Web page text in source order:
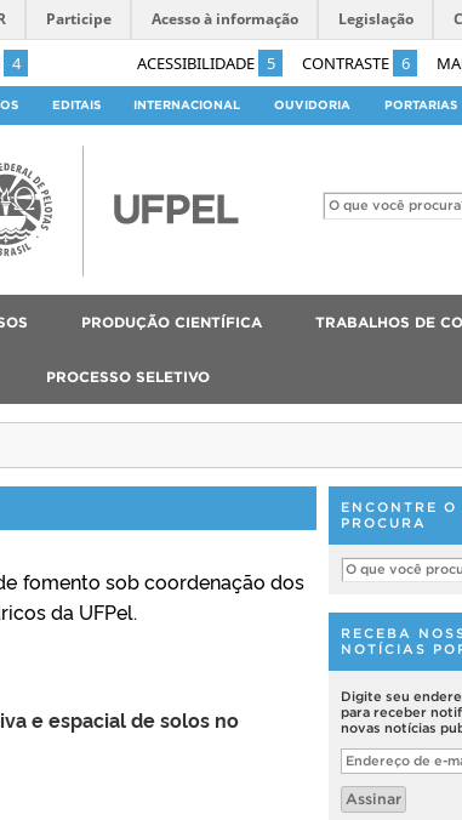
4 ACESSIBILIDADE 5 CONTRASTE 6
Participe Acesso à informação Legislação
EDITAIS INTERNACIONAL OUVIDORIA PORTARIAS
PRODUÇÃO CIENTÍFICA TRABALHOS DE
PROCESSO SELETIVO
fomento sob coordenação dos
da UFPel.
e espacial de solos no
ENCONTRE O
PROCURA
RECEBA
NOTÍCIAS
Digite seu
para receber
novas notícias
Endereço
de
e-
mail
Assinar